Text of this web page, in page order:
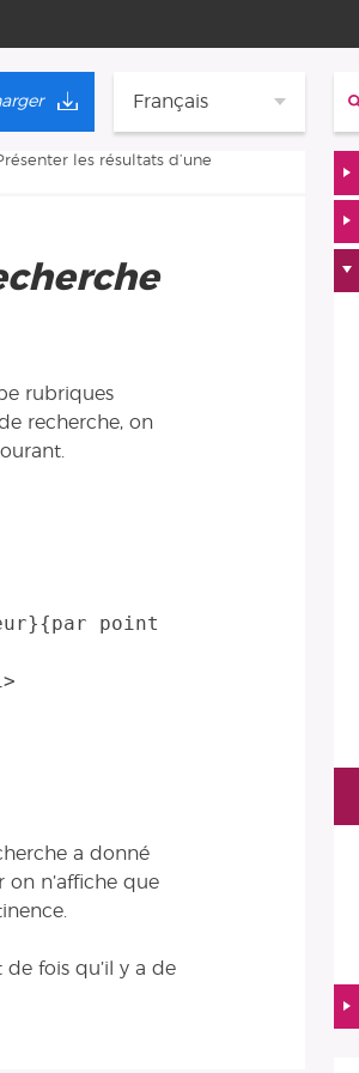
Français
les résultats d’une
rubriques
recherche, on
a donné
on n’affiche que
fois qu’il y a de